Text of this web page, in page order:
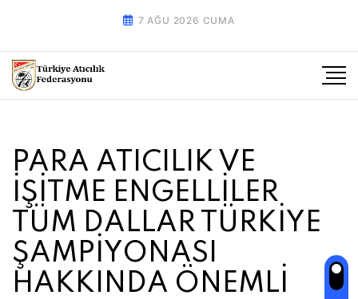
7 AĞU 2026 CUMA
PARA ATICILIK VE
İŞİTME ENGELLİLER
TÜM DALLAR TÜRKİYE
ŞAMPİYONASI
HAKKINDA ÖNEMLİ